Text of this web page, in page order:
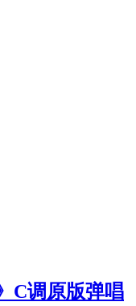
C调原版弹唱